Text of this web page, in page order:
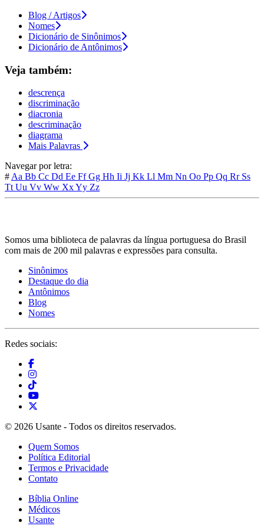
Blog / Artigos
Nomes
Dicionário de Sinônimos
Dicionário de Antônimos
Veja também:
descrença
discriminação
diacronia
descriminação
diagrama
Mais Palavras
Navegar por letra:
# Aa Bb Cc Dd Ee FfGg Hh Ii Jj Kk Ll Mm Nn Oo Pp Qq Rr Ss
Tt Uu Vv Ww XxYy Zz
Somos uma biblioteca de palavras da língua portuguesa do Brasil
com mais de 200 mil palavras e expressões para consulta.
Sinônimos
Destaque do dia
Antônimos
Blog
Nomes
Redes sociais:
© 2026 Usante - Todos os direitos reservados.
Quem Somos
Política Editorial
Termos e Privacidade
Contato
Bíblia Online
Médicos
Usante